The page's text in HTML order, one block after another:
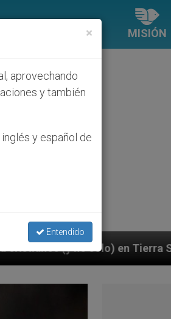
MISIÓN
Santa Sacerdotes
×
aprovechando
y también
y español de
Entendido